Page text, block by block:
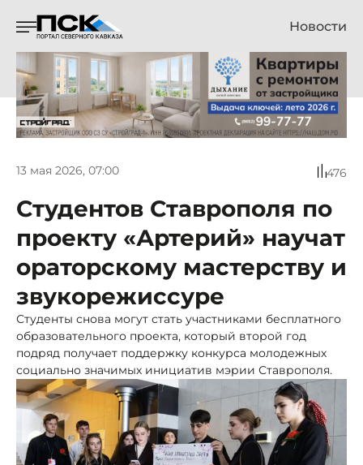
Новости
13 мая 2026, 07:00 476
Студентов Ставрополя по
проекту «Артерий» научат
ораторскому мастерству и
звукорежиссуре
Студенты снова могут стать участниками бесплатного
образовательного проекта, который второй год
подряд получает поддержку конкурса молодежных
социально значимых инициатив мэрии Ставрополя.